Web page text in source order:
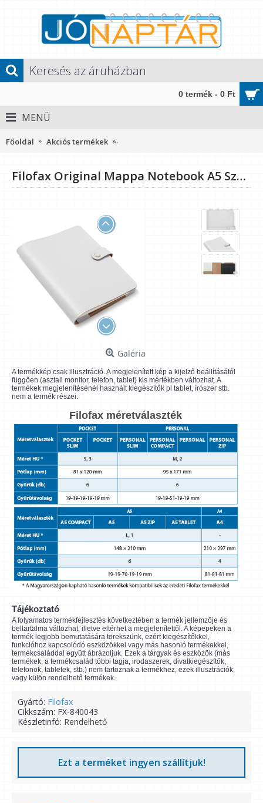
0 termék - 0 Ft
MENÜ
Főoldal Akciós termékek
Filofax Original Mappa Notebook A5 Szürke
Galéria
A termékkép csak illusztráció. A megjelenített kép a kijelző beállításától
függően (asztali monitor, telefon, tablet) kis mértékben változhat. A
termékek megjelenítésénél használt kiegészítők pl tablet, írószer stb.
nem a termék részei.
Filofax méretválaszték
Tájékoztató
A folyamatos termékfejlesztés következtében a termék jellemzője és
beltartalma változhat, illetve eltérhet a megjelenítettől. A képepeken a
termék legjobb bemutatására törekszünk, ezért kiegészítőkkel,
funkcióhoz kapcsolódó eszközökkel vagy más hasonló termékekkel,
termékcsaláddal együtt ábrázoljuk. Ezek a tárgyak és eszközök (más
termékek, a termékcsalád többi tagja, irodaszerek, divatkiegészítők,
telefonok, tabletek, stb.) nem tartoznak a termékhez, ezek illusztrációk,
vagy külön rendelhető termékek.
Gyártó: Filofax
Cikkszám: FX-840043
Készletinfó: Rendelhető
Ezt a terméket ingyen szállítjuk!